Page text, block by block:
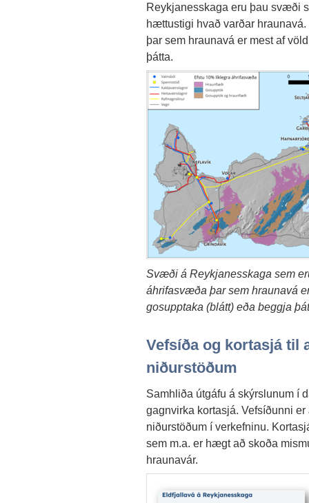
Reykjanesskaga eru þau svæði
hættustigi hvað varðar
þar sem hraunavá er mest af
þátta.
Svæði á Reykjanesskaga sem
áhrifasvæða þar sem hraunavá
gosupptaka (blátt) eða beggja
Vefsíða og kortasjá til
niðurstöðum
Samhliða útgáfu á skýrslunum í
gagnvirka kortasjá. Vefsíðunni
niðurstöðum í verkefninu.
sem m.a. er hægt að skoða
hraunavár.